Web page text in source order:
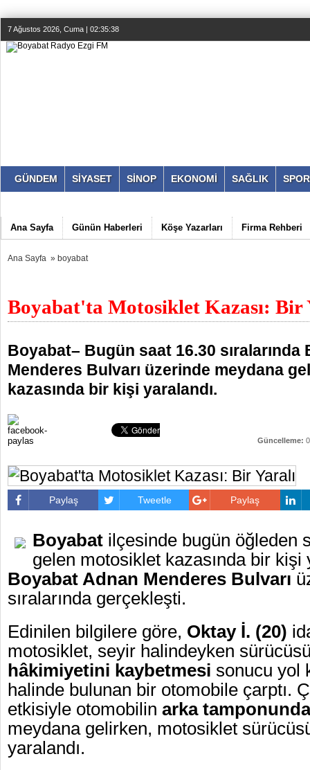
7 Ağustos 2026, Cuma | 02:35:39
GÜNDEM SİYASET SİNOP EKONOMİ SAĞLIK SPOR
Ana Sayfa Günün Haberleri Köşe Yazarları Firma Rehberi
Ana Sayfa » boyabat
Boyabat'ta Motosiklet Kazası: Bir
Boyabat– Bugün saat 16.30 sıralarında
Menderes Bulvarı üzerinde meydana
kazasında bir kişi yaralandı.
Güncelleme:
Paylaş Tweetle Paylaş
Boyabat ilçesinde bugün öğleden
gelen motosiklet kazasında bir kişi
Boyabat Adnan Menderes Bulvarı
sıralarında gerçekleşti.
Edinilen bilgilere göre, Oktay İ. (20)
motosiklet, seyir halindeyken
hâkimiyetini kaybetmesi sonucu yol
halinde bulunan bir otomobile çarptı.
etkisiyle otomobilin arka
meydana gelirken, motosiklet
yaralandı.